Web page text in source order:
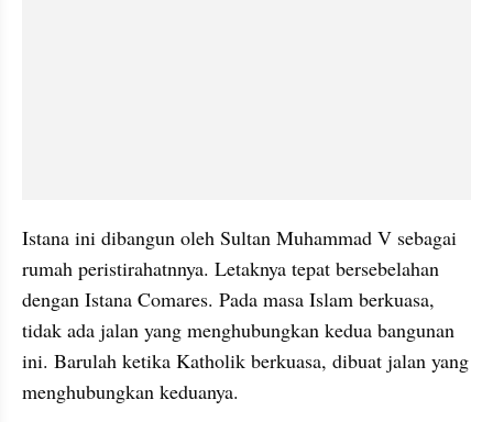
Istana ini dibangun oleh Sultan Muhammad V sebagai
rumah peristirahatnnya. Letaknya tepat bersebelahan
dengan Istana Comares. Pada masa Islam berkuasa,
tidak ada jalan yang menghubungkan kedua bangunan
ini. Barulah ketika Katholik berkuasa, dibuat jalan yang
menghubungkan keduanya.